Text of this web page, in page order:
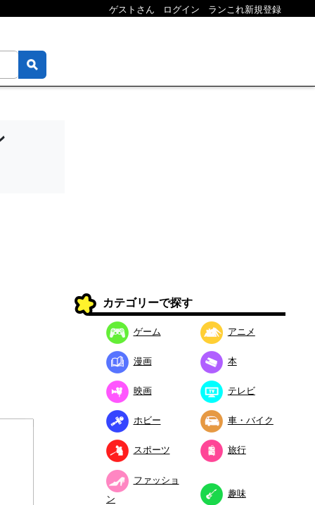
ゲストさん ログイン ランこれ新規登録
カテゴリーで探す
ゲーム アニメ
漫画 本
映画 テレビ
ホビー 車・バイク
スポーツ 旅行
ファッショ
ン
趣味